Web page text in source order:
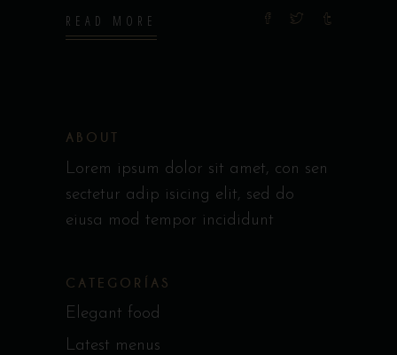
READ MORE
ABOUT
Lorem ipsum dolor sit amet, con sen
sectetur adip isicing elit, sed do
eiusa mod tempor incididunt
CATEGORÍAS
Elegant food
Latest menus